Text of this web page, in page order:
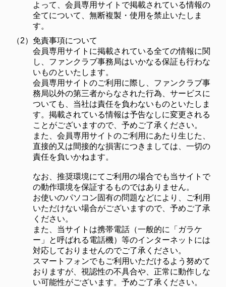
よって、会員専用サイトで掲載されている情報の
全てについて、無断複製・使用を禁止いたしま
す。
（2） 免責事項について
会員専用サイトに掲載されている全ての情報に関
し、ファンクラブ事務局はいかなる保証も行わな
いものといたします。
会員専用サイトのご利用に際し、ファンクラブ事
務局以外の第三者からなされた行為、サービスに
ついても、当社は責任を負わないものといたしま
す。掲載されている情報は予告なしに変更される
ことがございますので、予めご了承ください。
また、会員専用サイトのご利用にあたり生じた、
直接的又は間接的な損害につきましては、一切の
責任を負いかねます。
なお、推奨環境にてご利用の場合でも当サイトで
の動作環境を保証するものではありません。
お使いのパソコン固有の問題などにより、ご利用
いただけない場合がございますので、予めご了承
ください。
また、当サイトは携帯電話（一般的に「ガラケ
ー」と呼ばれる電話機）等のインターネットには
対応しておりませんのでご了承ください。
スマートフォンでもご利用いただけるよう努めて
おりますが、視認性の不具合や、正常に動作しな
い可能性がございます。予めご了承ください。